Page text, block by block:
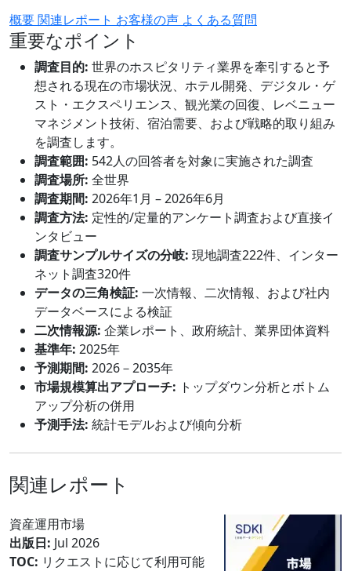
概要関連レポート お客様の声 よくある質問
重要なポイント
調査目的: 世界のホスピタリティ業界を牽引すると予
想される現在の市場状況、ホテル開発、デジタル・ゲ
スト・エクスペリエンス、観光業の回復、レベニュー
マネジメント技術、宿泊需要、および戦略的取り組み
を調査します。
調査範囲: 542人の回答者を対象に実施された調査
調査場所: 全世界
調査期間: 2026年1月 – 2026年6月
調査方法: 定性的/定量的アンケート調査および直接イ
ンタビュー
調査サンプルサイズの分岐: 現地調査222件、インター
ネット調査320件
データの三角検証: 一次情報、二次情報、および社内
データベースによる検証
二次情報源: 企業レポート、政府統計、業界団体資料
基準年: 2025年
予測期間: 2026－2035年
市場規模算出アプローチ: トップダウン分析とボトム
アップ分析の併用
予測手法: 統計モデルおよび傾向分析
関連レポート
資産運用市場
出版日: Jul 2026
TOC: リクエストに応じて利用可能